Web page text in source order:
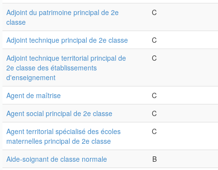
Adjoint du patrimoine principal de 2e
classe
C
Adjoint technique principal de 2e classe
C
Adjoint technique territorial principal de
2e classe des établissements
d'enseignement
C
Agent de maîtrise
C
Agent social principal de 2e classe
C
Agent territorial spécialisé des écoles
maternelles principal de 2e classe
C
Aide-soignant de classe normale
B